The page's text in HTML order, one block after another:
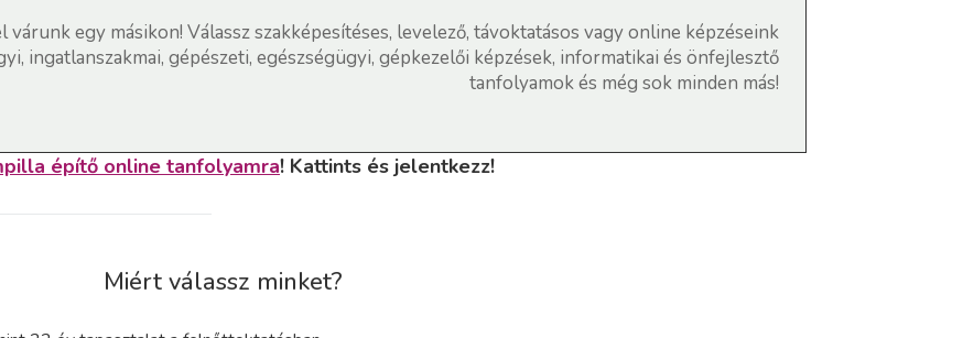
egy másikon! Válassz szakképesítéses, levelező, távoktatásos vagy online képzéseink
ingatlanszakmai, gépészeti, egészségügyi, gépkezelői képzések, informatikai és önfejlesztő
tanfolyamok és még sok minden más!
építő online tanfolyamra! Kattints és jelentkezz!
Miért válassz minket?